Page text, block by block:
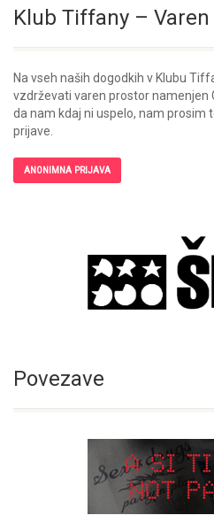
Klub Tiffany –
Na vseh naših dogodkih v Klubu
vzdrževati varen prostor namenjen
da nam kdaj ni uspelo, nam prosim
prijave.
ANONIMNA PRIJAVA
Povezave